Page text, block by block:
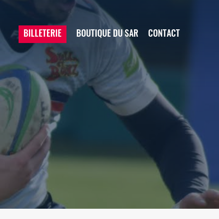
BILLETERIE BOUTIQUE DU SAR CONTACT